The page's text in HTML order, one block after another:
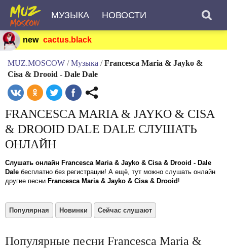
МУЗЫКА НОВОСТИ
new cactus.black
MUZ.MOSCOW / Музыка / Francesca Maria & Jayko &
Cisa & Drooid - Dale Dale
FRANCESCA MARIA & JAYKO & CISA
& DROOID DALE DALE СЛУШАТЬ
ОНЛАЙН
Слушать онлайн Francesca Maria & Jayko & Cisa & Drooid - Dale
Dale бесплатно без регистрации! А ещё, тут можно слушать онлайн
другие песни Francesca Maria & Jayko & Cisa & Drooid !
Популярная Новинки Сейчас слушают
Популярные песни Francesca Maria &